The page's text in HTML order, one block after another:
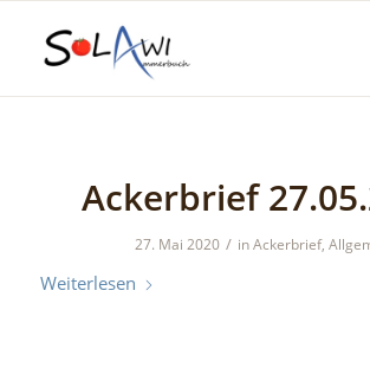
Ackerbrief
27. Mai 2020 / inAckerbrief,
Weiterlesen